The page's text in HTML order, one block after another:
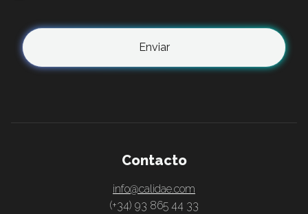
Enviar
Contacto
info@calidae.com
(+34) 93 865 44 33